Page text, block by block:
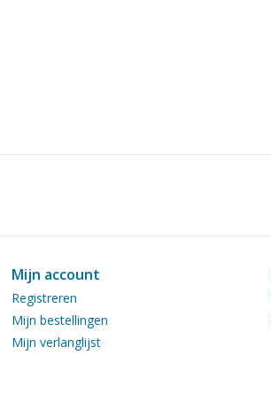
Mijn account
Registreren
Mijn bestellingen
Mijn verlanglijst